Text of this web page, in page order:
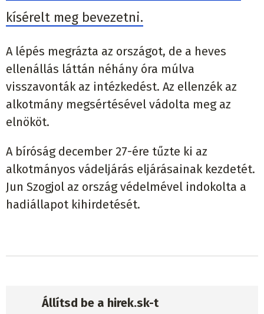
kísérelt meg bevezetni.
A lépés megrázta az országot, de a heves
ellenállás láttán néhány óra múlva
visszavonták az intézkedést. Az ellenzék az
alkotmány megsértésével vádolta meg az
elnököt.
A bíróság december 27-ére tűzte ki az
alkotmányos vádeljárás eljárásainak kezdetét.
Jun Szogjol az ország védelmével indokolta a
hadiállapot kihirdetését.
Állítsd be a hirek.sk-t